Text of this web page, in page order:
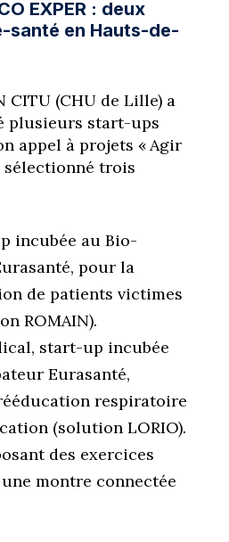
EXPER : deux
santé en Hauts-de-
CITU (CHU de Lille) a
plusieurs start-ups
appel à projets « Agir
sélectionné trois
incubée au Bio-
pour la
de patients victimes
ROMAIN).
start-up incubée
Eurasanté,
respiratoire
(solution LORIO).
des exercices
montre connectée